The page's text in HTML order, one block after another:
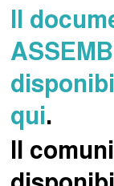
Il
qui.
Il